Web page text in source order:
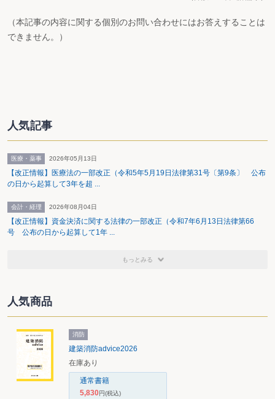
（本記事の内容に関する個別のお問い合わせにはお答えすることは
できません。）
人気記事
医療・薬事 2026年05月13日
【改正情報】医療法の一部改正（令和5年5月19日法律第31号〔第9条〕 公布
の日から起算して3年を超 ...
会計・経理 2026年08月04日
【改正情報】資金決済に関する法律の一部改正（令和7年6月13日法律第66
号 公布の日から起算して1年 ...
もっとみる
人気商品
消防
建築消防advice2026
在庫あり
通常書籍
5,830円(税込)